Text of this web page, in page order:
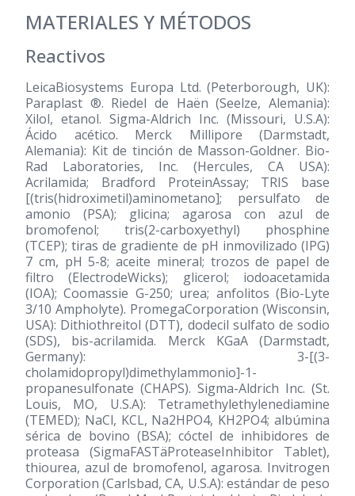
MATERIALES Y MÉTODOS
Reactivos
LeicaBiosystems Europa Ltd. (Peterborough, UK):
Paraplast ®. Riedel de Haën (Seelze, Alemania):
Xilol, etanol. Sigma-Aldrich Inc. (Missouri, U.S.A):
Ácido acético. Merck Millipore (Darmstadt,
Alemania): Kit de tinción de Masson-Goldner. Bio-
Rad Laboratories, Inc. (Hercules, CA USA):
Acrilamida; Bradford ProteinAssay; TRIS base
[(tris(hidroximetil)aminometano]; persulfato de
amonio (PSA); glicina; agarosa con azul de
bromofenol; tris(2-carboxyethyl) phosphine
(TCEP); tiras de gradiente de pH inmovilizado (IPG)
7 cm, pH 5-8; aceite mineral; trozos de papel de
filtro (ElectrodeWicks); glicerol; iodoacetamida
(IOA); Coomassie G-250; urea; anfolitos (Bio-Lyte
3/10 Ampholyte). PromegaCorporation (Wisconsin,
USA): Dithiothreitol (DTT), dodecil sulfato de sodio
(SDS), bis-acrilamida. Merck KGaA (Darmstadt,
Germany): 3-[(3-
cholamidopropyl)dimethylammonio]-1-
propanesulfonate (CHAPS). Sigma-Aldrich Inc. (St.
Louis, MO, U.S.A): Tetramethylethylenediamine
(TEMED); NaCl, KCL, Na2HPO4, KH2PO4; albúmina
sérica de bovino (BSA); cóctel de inhibidores de
proteasa (SigmaFASTäProteaseInhibitor Tablet),
thiourea, azul de bromofenol, agarosa. Invitrogen
Corporation (Carlsbad, CA, U.S.A): estándar de peso